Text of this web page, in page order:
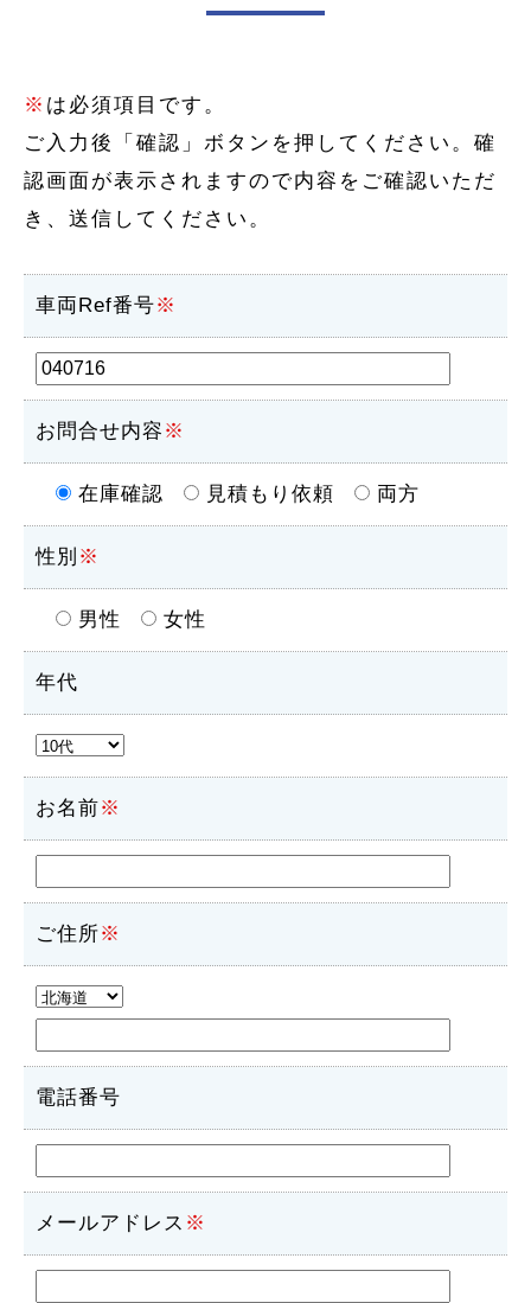
※ は必須項目です。
ご入力後「確認」ボタンを押してください。確
認画面が表示されますので内容をご確認いただ
き、送信してください。
車両Ref番号※
お問合せ内容 ※
在庫確認 見積もり依頼 両方
性別 ※
男性 女性
年代
お名前※
ご住所※
電話番号
メールアドレス ※